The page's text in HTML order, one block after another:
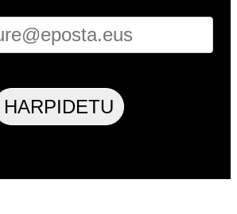
HARPIDETU